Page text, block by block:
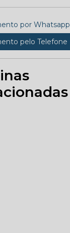
por Whatsapp
pelo Telefone